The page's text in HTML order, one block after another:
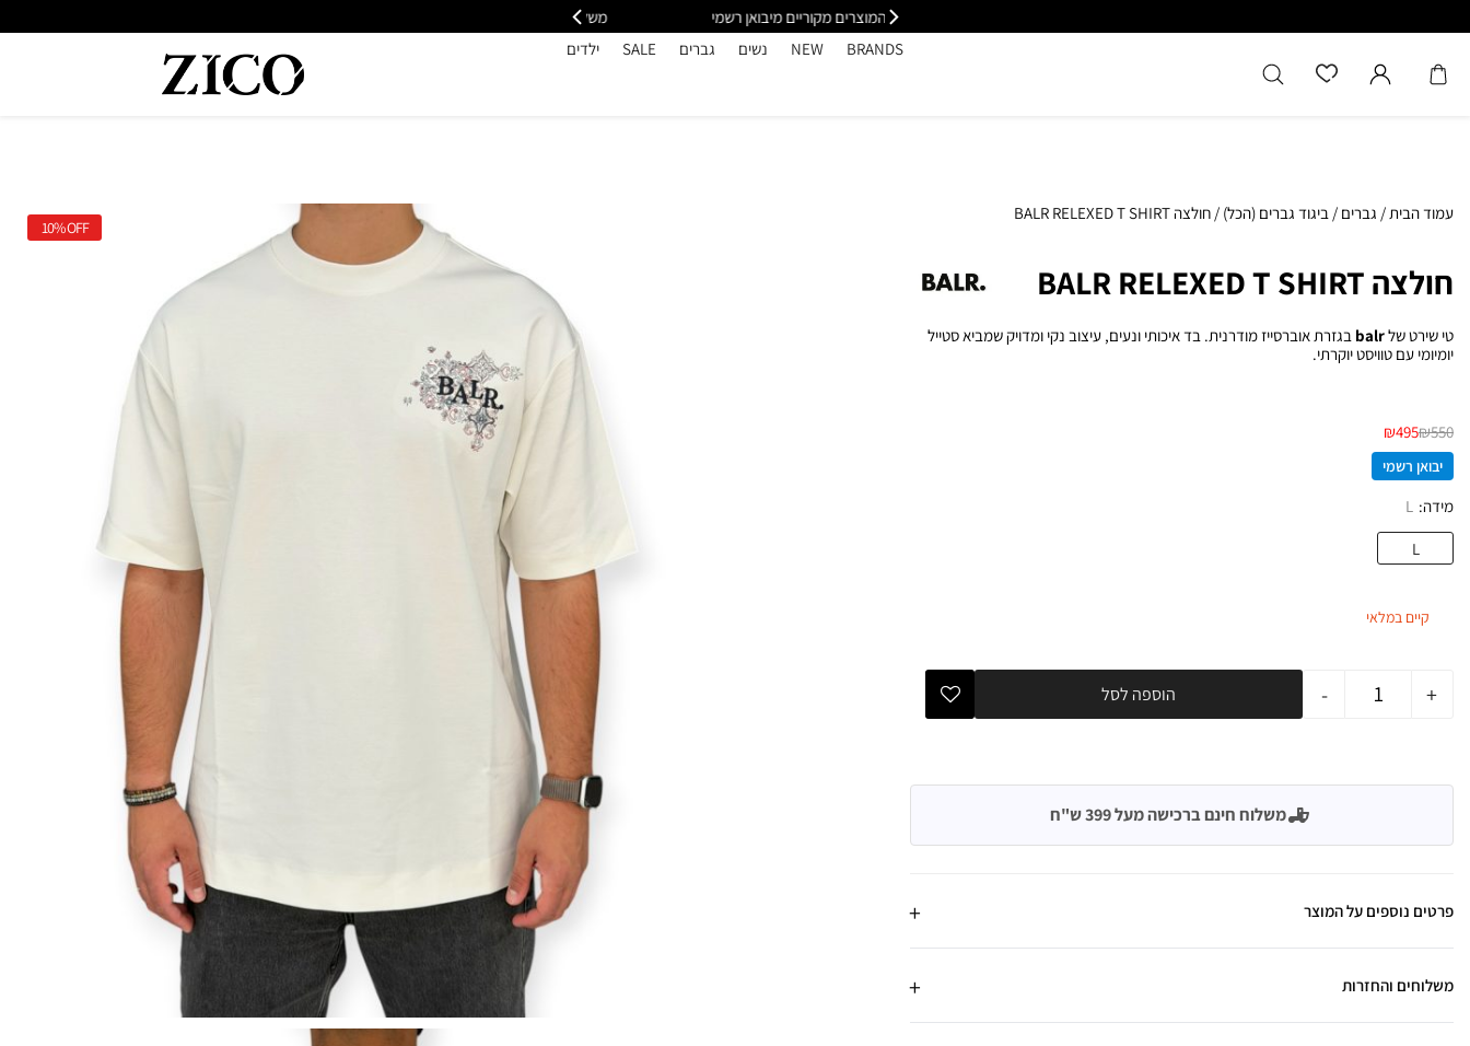
משלוח מהיר עד הבית חינם בקנייה מעל 399
BRANDS
NEW נשים גברים SALE ילדים
10%OFF
עמוד הבית/ גברים / ביגוד גברים (הכל) / חולצה BALR RELEXED T SHIRT
חולצה BALR RELEXED T SHIRT
טי שירט שלbalr בגזרת אוברסייז מודרנית. בד איכותי ונעים, עיצוב נקי ומדויק שמביא סטייל
יומיומי עם טוויסט יוקרתי.
₪550
₪495
יבואן רשמי
מידה L
L
קיים במלאי
- + הוספה לסל
משלוח חינם ברכישה מעל 399 ש"ח
פרטים נוספים על המוצר
משלוחים והחזרות